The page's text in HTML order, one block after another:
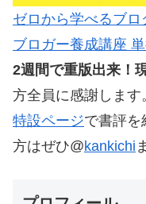
ゼロから学べるブ
ブロガー養成講座
2週間で重版出来！
方全員に感謝します
特設ページで書評を
方はぜひ@kankichi